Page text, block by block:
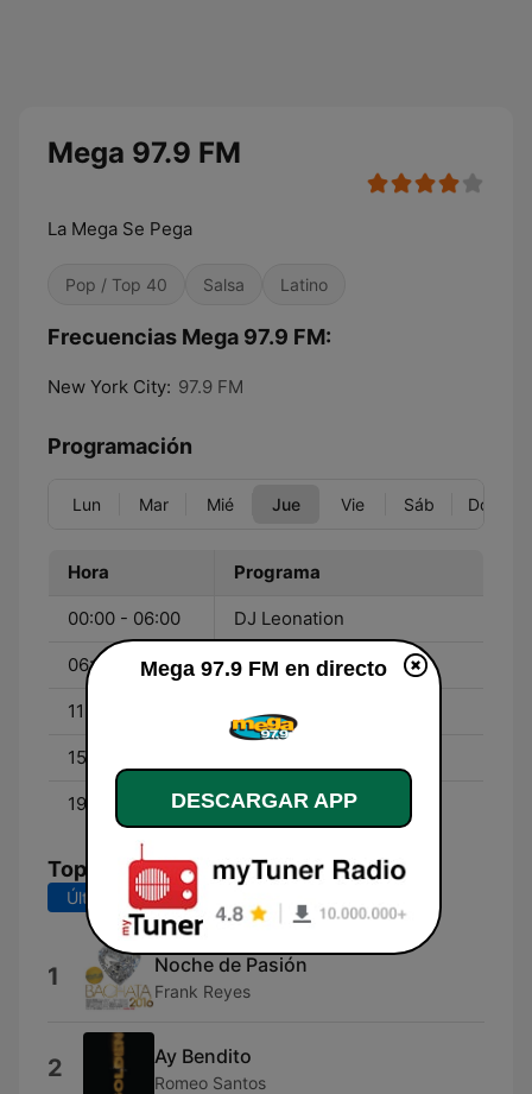
Mega 97.9 FM
La Mega Se Pega
Pop / Top 40 Salsa Latino
Frecuencias Mega 97.9 FM:
New York City: 97.9 FM
Programación
Lun Mar Mié Jue Vie Sáb Dom
Hora Programa
00:00 - 06:00 DJ Leonation
06:00 - 11:00 El Vacilo De La Mańana
11:00 - 15:00 Alex Sensation
15:00 - 19:00
19:00 - 00:00 DJ Carlito
Top Canciones
Últimos 7 días
1 Noche de Pasión
Frank Reyes
2 Ay Bendito
Romeo Santos
Mega 97.9 FM en directo
DESCARGAR APP